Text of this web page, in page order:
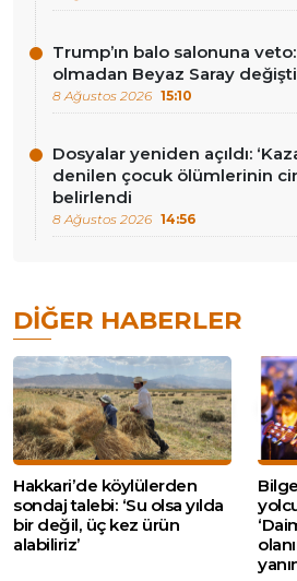
Trump’ın balo salonuna
olmadan Beyaz Saray
8 Ağustos 2026 15:10
Dosyalar yeniden açıldı:
denilen çocuk ölümlerinin
belirlendi
8 Ağustos 2026 14:56
DIĞER HABERLER
Hakkari’de köylülerden
sondaj talebi: ‘Su olsa yılda
bir değil, üç kez ürün
alabiliriz’